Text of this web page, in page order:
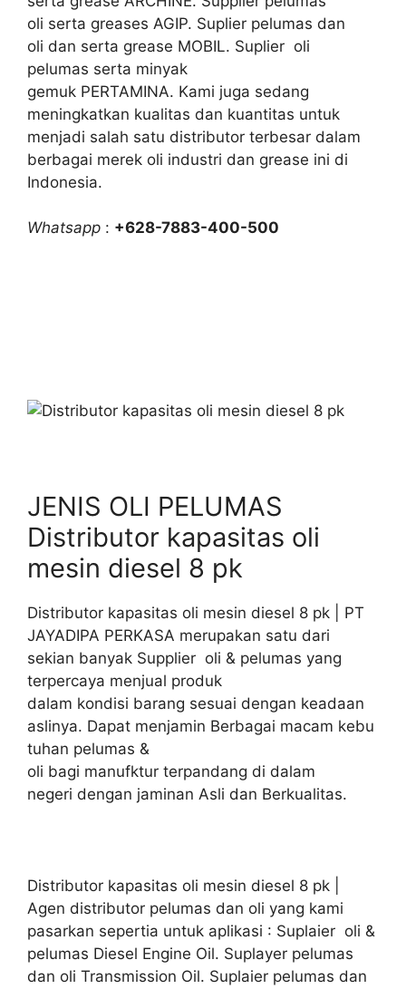
oli serta greases AGIP. Suplier pelumas dan
oli dan serta grease MOBIL. Suplier oli
pelumas serta minyak
gemuk PERTAMINA. Kami juga sedang
meningkatkan kualitas dan kuantitas untuk
menjadi salah satu distributor terbesar dalam
berbagai merek oli industri dan grease ini di
Indonesia.
Whatsapp : +628-7883-400-500
JENIS OLI PELUMAS
Distributor kapasitas oli
mesin diesel 8 pk
Distributor kapasitas oli mesin diesel 8 pk | PT
JAYADIPA PERKASA merupakan satu dari
sekian banyak Supplier oli & pelumas yang
terpercaya menjual produk
dalam kondisi barang sesuai dengan keadaan
aslinya. Dapat menjamin Berbagai macam kebu
tuhan pelumas &
oli bagi manufktur terpandang di dalam
negeri dengan jaminan Asli dan Berkualitas.
Distributor kapasitas oli mesin diesel 8 pk |
Agen distributor pelumas dan oli yang kami
pasarkan sepertia untuk aplikasi : Suplaier oli &
pelumas Diesel Engine Oil. Suplayer pelumas
dan oli Transmission Oil. Suplaier pelumas dan